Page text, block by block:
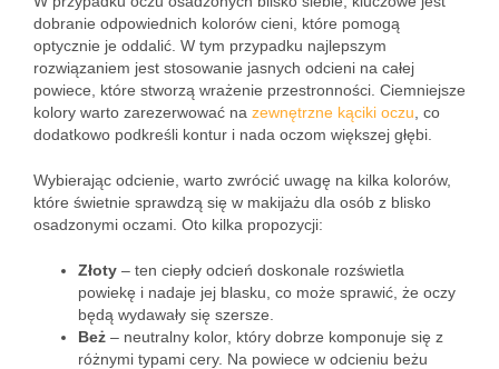
dobranie odpowiednich kolorów cieni, które pomogą
optycznie je oddalić. W tym przypadku najlepszym
rozwiązaniem jest stosowanie jasnych odcieni na całej
powiece, które stworzą wrażenie przestronności. Ciemniejsze
kolory warto zarezerwować na zewnętrzne kąciki oczu , co
dodatkowo podkreśli kontur i nada oczom większej głębi.
Wybierając odcienie, warto zwrócić uwagę na kilka kolorów,
które świetnie sprawdzą się w makijażu dla osób z blisko
osadzonymi oczami. Oto kilka propozycji:
Złoty – ten ciepły odcień doskonale rozświetla
powiekę i nadaje jej blasku, co może sprawić, że oczy
będą wydawały się szersze.
Beż – neutralny kolor, który dobrze komponuje się z
różnymi typami cery. Na powiece w odcieniu beżu